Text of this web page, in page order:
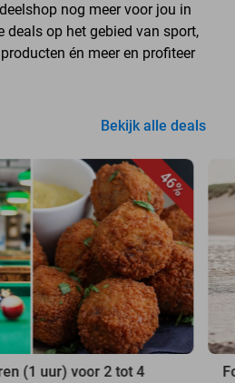
nog meer voor jou in
deals op het gebied van sport,
én meer en profiteer
Bekijk alle deals
46%
(1 uur) voor 2 tot 4